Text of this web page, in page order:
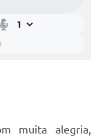
muita alegria,